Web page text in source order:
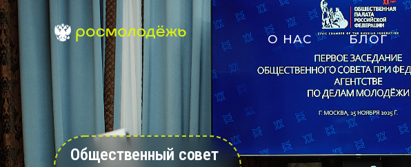
О НАС БЛОГ
Общественный совет